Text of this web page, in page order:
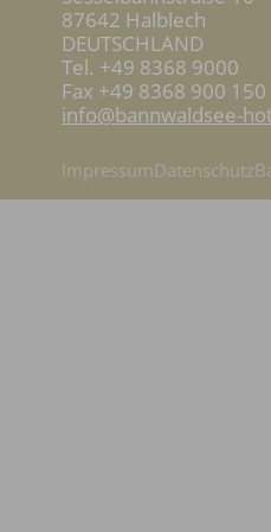
87642 Halblech
DEUTSCHLAND
Tel. +49 8368 9000
Fax +49 8368 900 150
info@bannwaldsee-
ImpressumDatenschutz